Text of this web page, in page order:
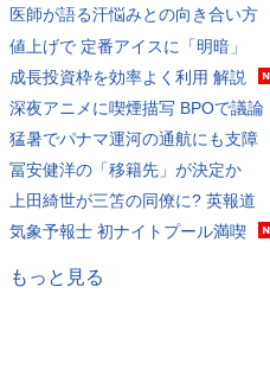
医師が語る汗悩みとの向き合い方
値上げで 定番アイスに「明暗」
成長投資枠を効率よく利用 解説
深夜アニメに喫煙描写 BPOで議論
猛暑でパナマ運河の通航にも支障
冨安健洋の「移籍先」が決定か
上田綺世が三笘の同僚に? 英報道
気象予報士 初ナイトプール満喫
もっと見る